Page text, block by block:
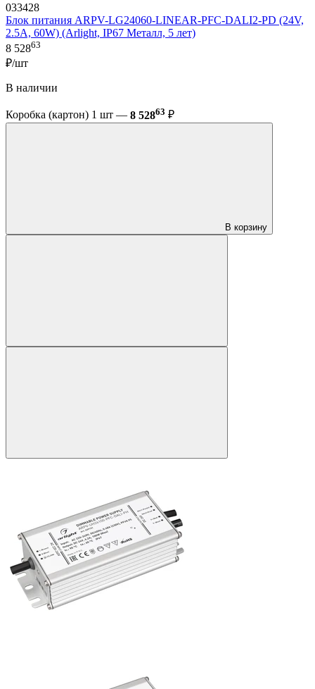
033428
Блок питания ARPV-LG24060-LINEAR-PFC-DALI2-PD (24V,
2.5A, 60W) (Arlight, IP67 Металл, 5 лет)
8 52863
₽/шт
В наличии
Коробка (картон) 1 шт — 8 52863 ₽
В корзину